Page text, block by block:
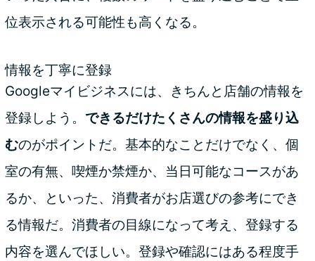
位表示される可能性も高くなる。
情報を丁寧に登録
Googleマイビジネスには、きちんと店舗の情報を
登録しよう。 できるだけたくさんの情報を盛り込
むのがポイントだ。基本的なことだけでなく、個
室の有無、喫煙か禁煙か、当日可能なコースがあ
るか、といった、消費者がお店選びの参考にでき
る情報だ。消費者の目線になって考え、登録する
内容を選んでほしい。登録や確認にはある程度手